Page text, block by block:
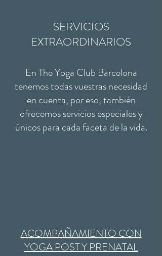
​SERVICIOS
EXTRAORDINARIOS
En The Yoga Club Barcelona
tenemos todas vuestras necesidad
en cuenta, por eso, también
ofrecemos servicios especiales y
únicos para cada faceta de la vida.
ACOMPAÑAMIENTO CON
YOGA POST Y PRENATAL